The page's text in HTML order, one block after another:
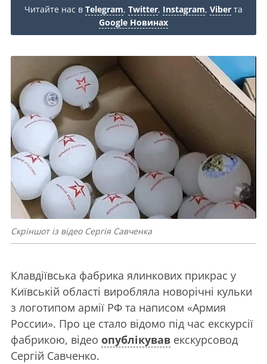
Читайте нас в Telegram, Twitter, Instagram, Viber та
Google Новинах
Скріншот із відео Сергія Савченка
Клавдіївська фабрика ялинкових прикрас у
Київській області виробляла новорічні кульки
з логотипом армії РФ та написом «Армия
России». Про це стало відомо під час екскурсії
фабрикою, відео опублікував екскурсовод
Сергій Савченко.